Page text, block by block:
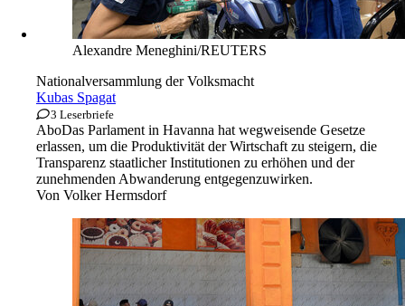
Alexandre Meneghini/REUTERS
Nationalversammlung der Volksmacht
Kubas Spagat
3 Leserbriefe
AboDas Parlament in Havanna hat wegweisende Gesetze
erlassen, um die Produktivität der Wirtschaft zu steigern, die
Transparenz staatlicher Institutionen zu erhöhen und der
zunehmenden Abwanderung entgegenzuwirken.
Von Volker Hermsdorf